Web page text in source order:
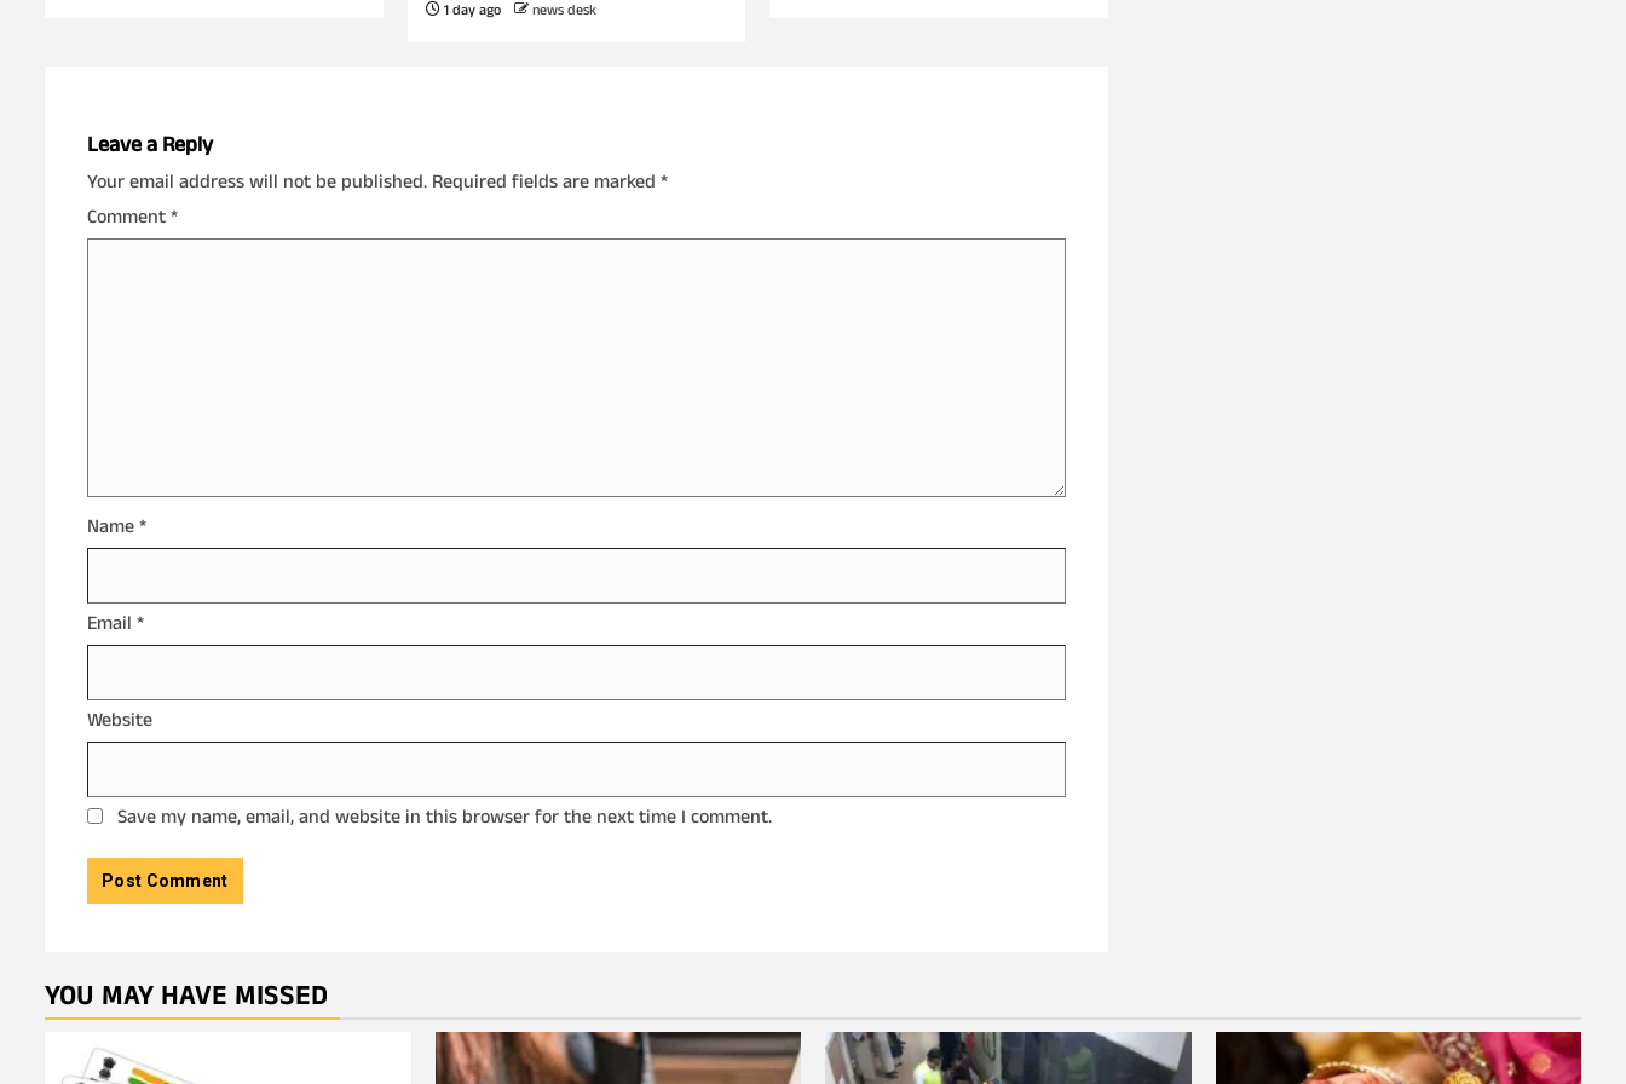
1 day ago news desk
Leave a Reply
Your email address will not be published. Required fields are marked *
Comment*
Name*
Email *
Website
Save my name, email, and website in this browser for the next time I comment.
YOU MAY HAVE MISSED